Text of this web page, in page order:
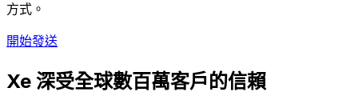
方式。
開始發送
Xe 深受全球數百萬客戶的信賴